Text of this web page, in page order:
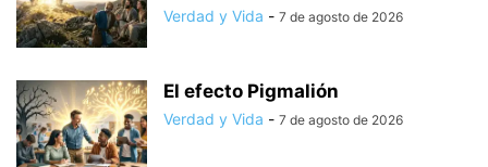
Verdad y Vida - 7 de agosto de 2026
El efecto Pigmalión
Verdad y Vida - 7 de agosto de 2026